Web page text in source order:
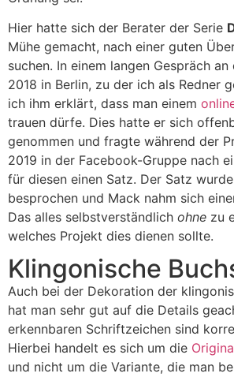
Hier hatte sich der Berater der Serie
Mühe gemacht, nach einer guten
suchen. In einem langen Gespräch an
2018 in Berlin, zu der ich als Redner
ich ihm erklärt, dass man einem
trauen dürfe. Dies hatte er sich
genommen und fragte während der
2019 in der Facebook-Gruppe nach
für diesen einen Satz. Der Satz
besprochen und Mack nahm sich
Das alles selbstverständlich ohne zu
welches Projekt dies dienen sollte.
Klingonische
Auch bei der Dekoration der
hat man sehr gut auf die Details
erkennbaren Schriftzeichen sind
Hierbei handelt es sich um die
und nicht um die Variante, die man